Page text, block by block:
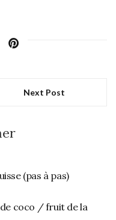
Next Post
(pas à pas)
de coco / fruit de la